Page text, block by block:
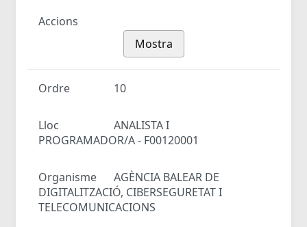
Accions
Mostra
Ordre 10
Lloc
ANALISTA I
PROGRAMADOR/A - F00120001
Organisme
AGÈNCIA BALEAR DE
DIGITALITZACIÓ, CIBERSEGURETAT I
TELECOMUNICACIONS